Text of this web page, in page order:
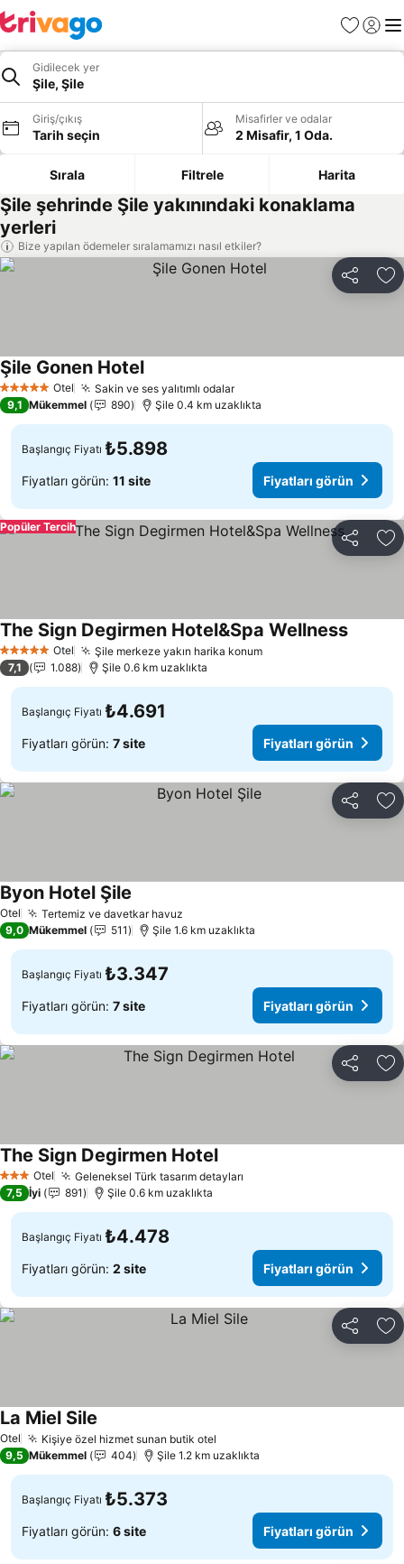
Favoriler
Giriş
Gidilecek yer
Şile, Şile
Giriş/çıkış
Tarih seçin
Misafirler ve odalar
2 Misafir, 1 Oda.
Sırala Filtrele Harita
Şile şehrinde Şile yakınındaki konaklama
yerleri
Bize yapılan ödemeler sıralamamızı nasıl etkiler?
Paylaş
5 Yıldız Otel Sakin ve ses yalıtımlı odalar
Şile Gonen Hotel
9,1 Mükemmel 890 Şile 0.4 km uzaklıkta
Başlangıç Fiyatı ₺5.898
Fiyatları görün: 11 site Fiyatları görün
Paylaş
Popüler Tercih
5 Yıldız Otel Şile merkeze yakın harika konum
The Sign Degirmen Hotel&Spa Wellness
7,1 1.088 Şile 0.6 km uzaklıkta
Başlangıç Fiyatı ₺4.691
Fiyatları görün: 7 site Fiyatları görün
Paylaş
Otel Tertemiz ve davetkar havuz
Byon Hotel Şile
9,0 Mükemmel 511 Şile 1.6 km uzaklıkta
Başlangıç Fiyatı ₺3.347
Fiyatları görün: 7 site Fiyatları görün
Paylaş
3 YıldızOtel Geleneksel Türk tasarım detayları
The Sign Degirmen Hotel
7,5 İyi 891 Şile 0.6 km uzaklıkta
Başlangıç Fiyatı ₺4.478
Fiyatları görün: 2 site Fiyatları görün
Paylaş
Otel Kişiye özel hizmet sunan butik otel
La Miel Sile
9,5 Mükemmel 404 Şile 1.2 km uzaklıkta
Başlangıç Fiyatı ₺5.373
Fiyatları görün: 6 site Fiyatları görün